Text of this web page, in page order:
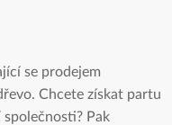
se prodejem
Chcete získat partu
společnosti? Pak